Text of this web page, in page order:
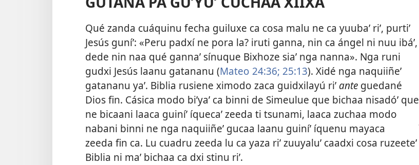
Qué zanda cuáquinu fecha guiluxe ca cosa malu ne ca yuubaʼ riʼ, purtiʼ
Jesús guníʼ: «Peru padxí ne pora la? iruti ganna, nin ca ángel ni nuu ibáʼ,
dede nin naa qué gannaʼ sínuque Bixhoze siaʼ nga nanna». Nga runi
gudxi Jesús laanu gatananu (Mateo 24:36; 25:13). Xidé nga naquiiñeʼ
gatananu yaʼ. Biblia rusiene ximodo zaca guidxilayú riʼ ante guedané
Dios fin. Cásica modo biʼyaʼ ca binni de Simeulue que bichaa nisadóʼ que
ne bicaani laaca guiníʼ íquecaʼ zeeda ti tsunami, laaca zuchaa modo
nabani binni ne nga naquiiñeʼ gucaa laanu guiníʼ íquenu mayaca
zeeda fin ca. Lu cuadru zeeda lu ca yaza riʼ zuuyaluʼ caadxi cosa ruzeeteʼ
Biblia ni maʼ bichaa ca dxi stinu riʼ.